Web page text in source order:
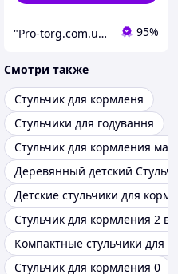
"Pro-torg.com.ua" - интернет-магазин детских товаров и игрушек 95%
Смотри также
Стульчик для кормленя
Стульчики для годування
Стульчик для кормления
Деревянный детский
Детские стульчики для
Стульчик для кормления 2 в
Компактные стульчики для
Стульчик для кормления 0